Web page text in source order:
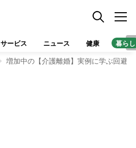
サービス ニュース 健康 暮らし
増加中の【介護離婚】実例に学ぶ回避